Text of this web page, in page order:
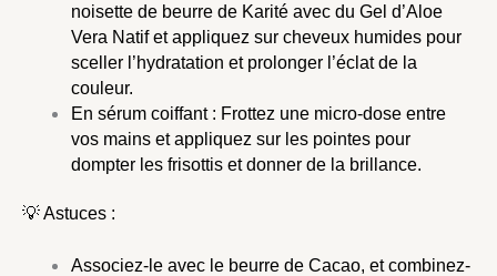
noisette de beurre de Karité avec du Gel d’Aloe
Vera Natifet appliquez sur cheveux humides pour
sceller l’hydratation et prolonger l’éclat de la
couleur.
En sérum coiffant : Frottez une micro-dose entre
vos mains et appliquez sur les pointes pour
dompter les frisottis et donner de la brillance.
💡 Astuces :
Associez-le avec le beurre de Cacao, et combinez-